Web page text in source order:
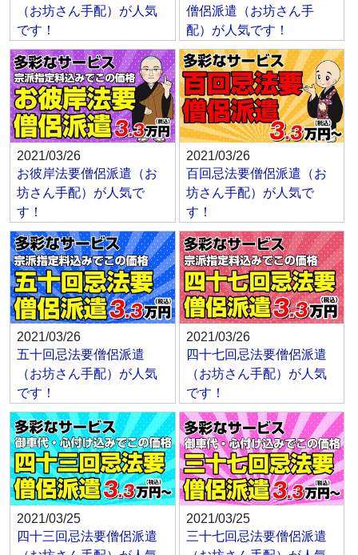
（お坊さん手配）が人気
です！
僧侶派遣（お坊さん手
配）が人気です！
2021/03/26
お彼岸法要僧侶派遣（お
坊さん手配）が人気で
す！
2021/03/26
百回忌法要僧侶派遣（お
坊さん手配）が人気で
す！
2021/03/26
五十回忌法要僧侶派遣
（お坊さん手配）が人気
です！
2021/03/26
四十七回忌法要僧侶派遣
（お坊さん手配）が人気
です！
2021/03/25
四十三回忌法要僧侶派遣
2021/03/25
三十七回忌法要僧侶派遣